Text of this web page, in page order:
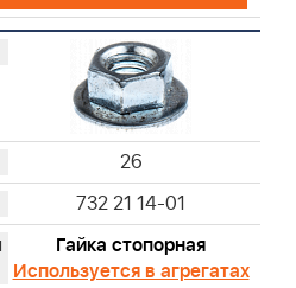
26
732 21 14-01
Гайка стопорная
Используется в агрегатах